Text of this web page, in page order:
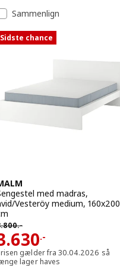
Sammenlign
Sidste chance
med madras,
Vesteröy medium, 160x200
.-3800.-
.-
3630.-
gælder fra 30.04.2026 så
lager haves